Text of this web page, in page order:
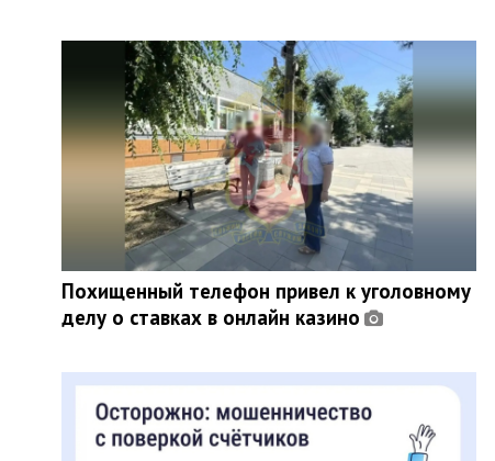
Похищенный телефон привел к уголовному
делу о ставках в онлайн казино